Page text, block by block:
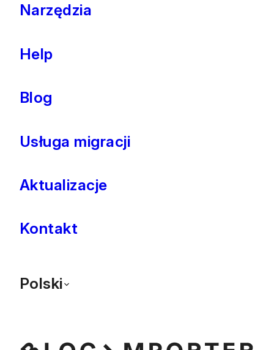
Narzędzia
Help
Blog
Usługa migracji
Aktualizacje
Kontakt
Polski